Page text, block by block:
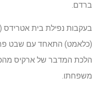
ברדם.
(כלאמט) התאחד עם שבט
הלכת המדבר של ארקיס
משפחתו.